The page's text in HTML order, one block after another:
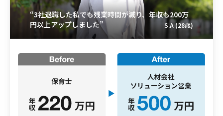
“3社退職した私でも残業時間が減り、年収も200万
円以上アップしました”
S.A (28歳)